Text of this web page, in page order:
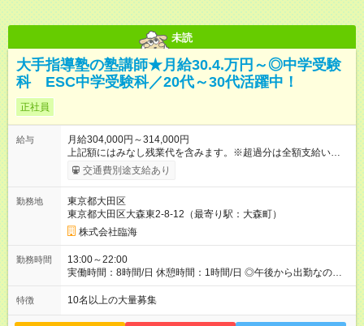
未読
大手指導塾の塾講師★月給30.4.万円～◎中学受験
科 ESC中学受験科／20代～30代活躍中！
正社員
給与
月給304,000円～314,000円
上記額にはみなし残業代を含みます。※超過分は全額支給いたし
ます。 みなし残業代 76,000円／月 みなし残業時間 44時間／月
※固定残業代（月44時間分／7万6000円）を含みます。 ＼給与
当＆年2回の賞与あり！ ★ノルマなし＆集客の目標達成には報奨
金支給！ 【試用期間】試用期間あり 試用期間の長さ：2ヶ月 雇
用形態、給与は本採用時と同じです。
交通費別途支給あり
勤務地
東京都大田区
東京都大田区大森東2-8-12（最寄り駅：大森町）
株式会社臨海
勤務時間
13:00～22:00
実働時間：8時間/日 休憩時間：1時間/日 ◎午後から出勤なの
で、通勤ラッシュのストレスとは無縁です。
特徴 10名以上の大量募集